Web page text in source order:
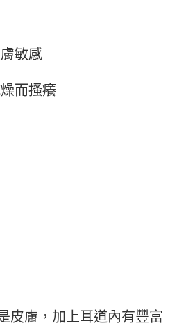
敏感
而搔癢
皮膚，加上耳道內有豐富